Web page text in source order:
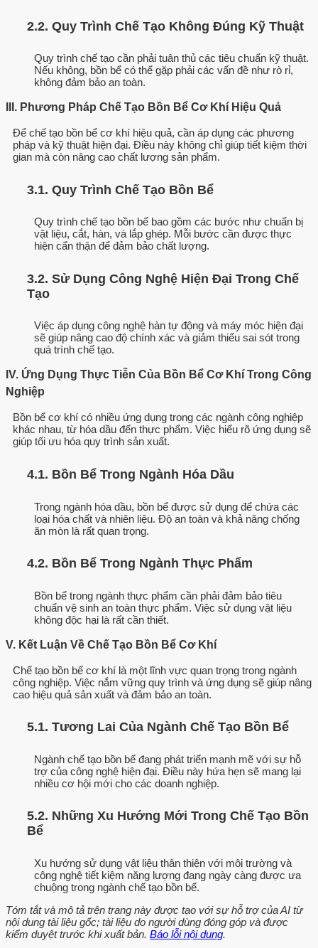
2.2. Quy Trình Chế Tạo Không Đúng Kỹ Thuật
Quy trình chế tạo cần phải tuân thủ các tiêu chuẩn kỹ thuật.
Nếu không, bồn bể có thể gặp phải các vấn đề như rò rỉ,
không đảm bảo an toàn.
III. Phương Pháp Chế Tạo Bồn Bể Cơ Khí Hiệu Quả
Để chế tạo bồn bể cơ khí hiệu quả, cần áp dụng các phương
pháp và kỹ thuật hiện đại. Điều này không chỉ giúp tiết kiệm thời
gian mà còn nâng cao chất lượng sản phẩm.
3.1. Quy Trình Chế Tạo Bồn Bể
Quy trình chế tạo bồn bể bao gồm các bước như chuẩn bị
vật liệu, cắt, hàn, và lắp ghép. Mỗi bước cần được thực
hiện cẩn thận để đảm bảo chất lượng.
3.2. Sử Dụng Công Nghệ Hiện Đại Trong Chế
Tạo
Việc áp dụng công nghệ hàn tự động và máy móc hiện đại
sẽ giúp nâng cao độ chính xác và giảm thiểu sai sót trong
quá trình chế tạo.
IV. Ứng Dụng Thực Tiễn Của Bồn Bể Cơ Khí Trong Công
Nghiệp
Bồn bể cơ khí có nhiều ứng dụng trong các ngành công nghiệp
khác nhau, từ hóa dầu đến thực phẩm. Việc hiểu rõ ứng dụng sẽ
giúp tối ưu hóa quy trình sản xuất.
4.1. Bồn Bể Trong Ngành Hóa Dầu
Trong ngành hóa dầu, bồn bể được sử dụng để chứa các
loại hóa chất và nhiên liệu. Độ an toàn và khả năng chống
ăn mòn là rất quan trọng.
4.2. Bồn Bể Trong Ngành Thực Phẩm
Bồn bể trong ngành thực phẩm cần phải đảm bảo tiêu
chuẩn vệ sinh an toàn thực phẩm. Việc sử dụng vật liệu
không độc hại là rất cần thiết.
V. Kết Luận Về Chế Tạo Bồn Bể Cơ Khí
Chế tạo bồn bể cơ khí là một lĩnh vực quan trọng trong ngành
công nghiệp. Việc nắm vững quy trình và ứng dụng sẽ giúp nâng
cao hiệu quả sản xuất và đảm bảo an toàn.
5.1. Tương Lai Của Ngành Chế Tạo Bồn Bể
Ngành chế tạo bồn bể đang phát triển mạnh mẽ với sự hỗ
trợ của công nghệ hiện đại. Điều này hứa hẹn sẽ mang lại
nhiều cơ hội mới cho các doanh nghiệp.
5.2. Những Xu Hướng Mới Trong Chế Tạo Bồn
Bể
Xu hướng sử dụng vật liệu thân thiện với môi trường và
công nghệ tiết kiệm năng lượng đang ngày càng được ưa
chuộng trong ngành chế tạo bồn bể.
Tóm tắt và mô tả trên trang này được tạo với sự hỗ trợ của AI từ
nội dung tài liệu gốc; tài liệu do người dùng đóng góp và được
kiểm duyệt trước khi xuất bản. Báo lỗi nội dung.